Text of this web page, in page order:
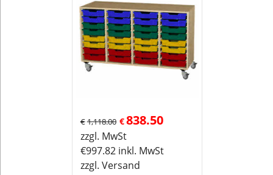
€1,118.00 €838.50
zzgl. MwSt
€997.82 inkl. MwSt
zzgl. Versand